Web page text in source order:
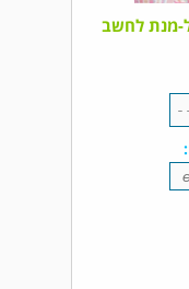
מנת לחשב